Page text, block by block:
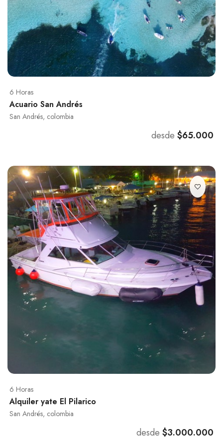
6 Horas
Acuario San Andrés
San Andrés, colombia
desde $65.000
6 Horas
Alquiler yate El Pilarico
San Andrés, colombia
desde $3.000.000